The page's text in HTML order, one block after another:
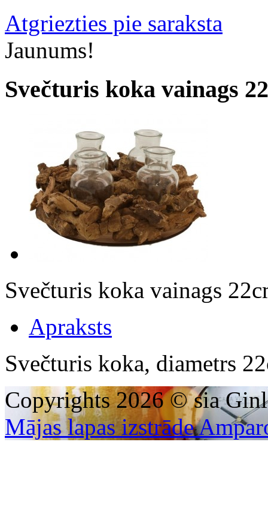
Atgriezties pie saraksta
Jaunums!
Svečturis koka vainags
Svečturis koka vainags
Apraksts
Svečturis koka, diametrs
Copyrights 2026 © sia
Mājas lapas izstrāde